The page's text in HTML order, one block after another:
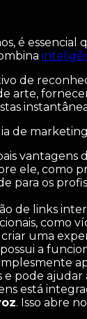
é essencial
de
arte,
de
ele, como
para os
de links
como
uma
a
pode
está
. Isso abre